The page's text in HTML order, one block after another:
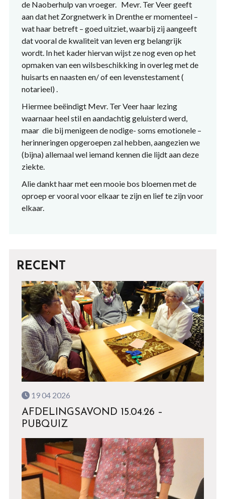
de Naoberhulp van vroeger. Mevr. Ter Veer geeft
aan dat het Zorgnetwerk in Drenthe er momenteel –
wat haar betreft – goed uitziet, waarbij zij aangeeft
dat vooral de kwaliteit van leven erg belangrijk
wordt. In het kader hiervan wijst ze nog even op het
opmaken van een wilsbeschikking in overleg met de
huisarts en naasten en/ of een levenstestament (
notarieel) .
Hiermee beëindigt Mevr. Ter Veer haar lezing
waarnaar heel stil en aandachtig geluisterd werd,
maar die bij menigeen de nodige- soms emotionele –
herinneringen opgeroepen zal hebben, aangezien we
(bijna) allemaal wel iemand kennen die lijdt aan deze
ziekte.
Alie dankt haar met een mooie bos bloemen met de
oproep er vooral voor elkaar te zijn en lief te zijn voor
elkaar.
RECENT
19 04 2026
AFDELINGSAVOND 15.04.26 –
PUBQUIZ